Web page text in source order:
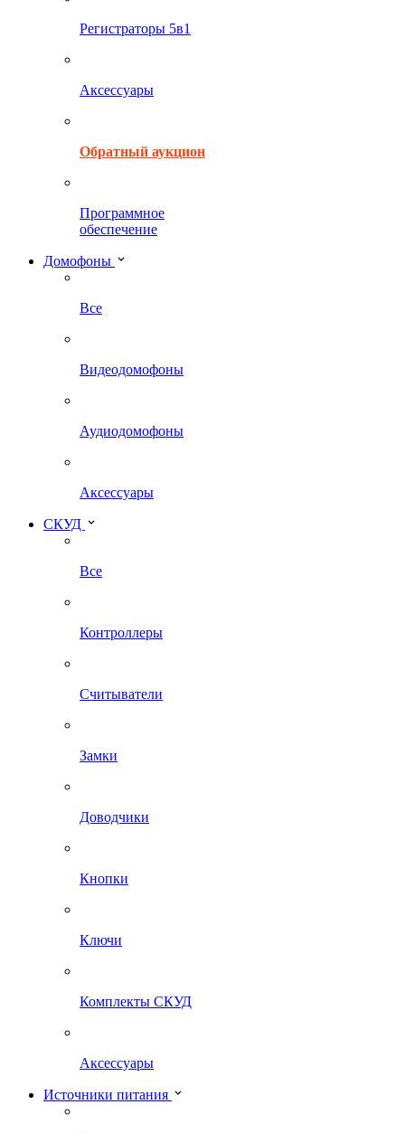
Регистраторы 5в1
Аксессуары
Обратный аукцион
Программное
обеспечение
Домофоны
Все
Видеодомофоны
Аудиодомофоны
Аксессуары
СКУД
Все
Контроллеры
Считыватели
Замки
Доводчики
Кнопки
Ключи
Комплекты СКУД
Аксессуары
Источники питания